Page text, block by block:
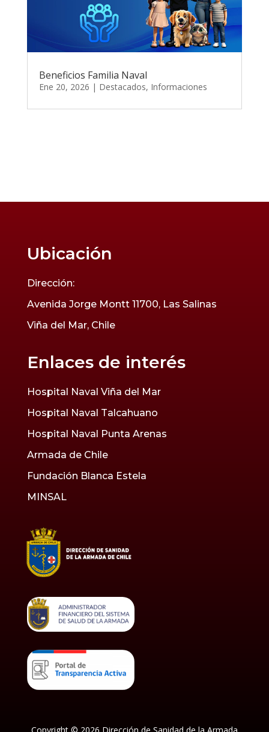
Beneficios Familia Naval
Ene 20, 2026 | Destacados, Informaciones
Ubicación
Dirección:
Avenida Jorge Montt 11700, Las Salinas
Viña del Mar, Chile
Enlaces de interés
Hospital Naval Viña del Mar
Hospital Naval Talcahuano
Hospital Naval Punta Arenas
Armada de Chile
Fundación Blanca Estela
MINSAL